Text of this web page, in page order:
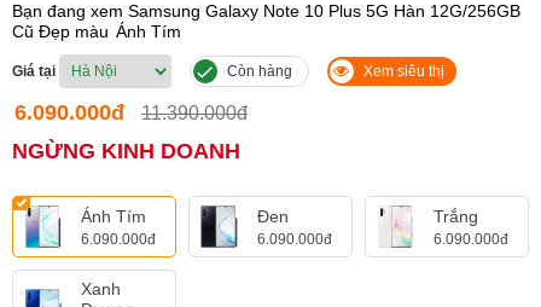
Bạn đang xem Samsung Galaxy Note 10 Plus 5G Hàn 12G/256GB
Cũ Đẹp màu Ánh Tím
Giá tại Còn hàng Xem siêu thị
6.090.000đ 11.390.000đ
NGỪNG KINH DOANH
Ánh Tím
6.090.000đ
Đen
6.090.000đ
Trắng
6.090.000đ
Xanh